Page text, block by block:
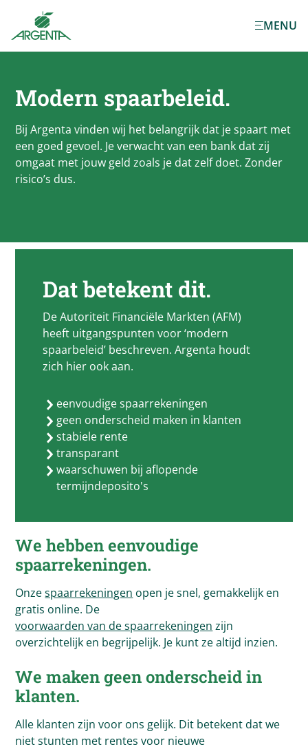
Ga naar de
hoofdinhoud
MENU
Modern spaarbeleid.
Bij Argenta vinden wij het belangrijk dat je spaart met
een goed gevoel. Je verwacht van een bank dat zij
omgaat met jouw geld zoals je dat zelf doet. Zonder
risico’s dus.
Dat betekent dit.
De Autoriteit Financiële Markten (AFM)
heeft uitgangspunten voor ‘modern
spaarbeleid’ beschreven. Argenta houdt
zich hier ook aan.
eenvoudige spaarrekeningen
geen onderscheid maken in klanten
stabiele rente
transparant
waarschuwen bij aflopende
termijndeposito's
We hebben eenvoudige
spaarrekeningen.
Onzespaarrekeningen open je snel, gemakkelijk en
gratis online. De
voorwaarden van de spaarrekeningen zijn
overzichtelijk en begrijpelijk. Je kunt ze altijd inzien.
We maken geen onderscheid in
klanten.
Alle klanten zijn voor ons gelijk. Dit betekent dat we
niet stunten met rentes voor nieuwe